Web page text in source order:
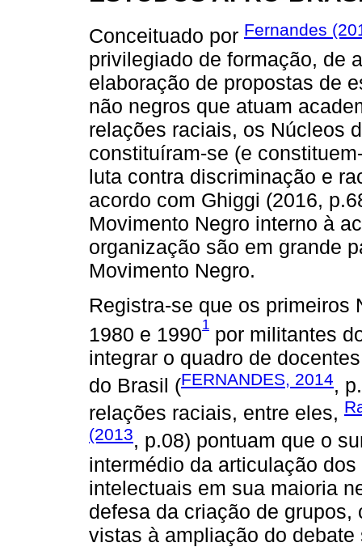
Conceituado por Fernandes
privilegiado de formação, de
elaboração de propostas de
não negros que atuam
relações raciais, os Núcleos
constituíram-se (e
luta contra discriminação e
acordo com Ghiggi (2016,
Movimento Negro interno à
organização são em grande
Movimento Negro.
Registra-se que os primeiros
1980 e 19901 por militantes
integrar o quadro de
do Brasil (FERNANDES, 2014,
relações raciais, entre eles,
(2013, p.08) pontuam que o
intermédio da articulação
intelectuais em sua maioria
defesa da criação de
vistas à ampliação do